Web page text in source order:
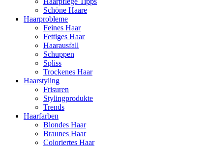
Schöne Haare
Haarprobleme
Feines Haar
Fettiges Haar
Haarausfall
Schuppen
Spliss
Trockenes Haar
Haarstyling
Frisuren
Stylingprodukte
Trends
Haarfarben
Blondes Haar
Braunes Haar
Coloriertes Haar